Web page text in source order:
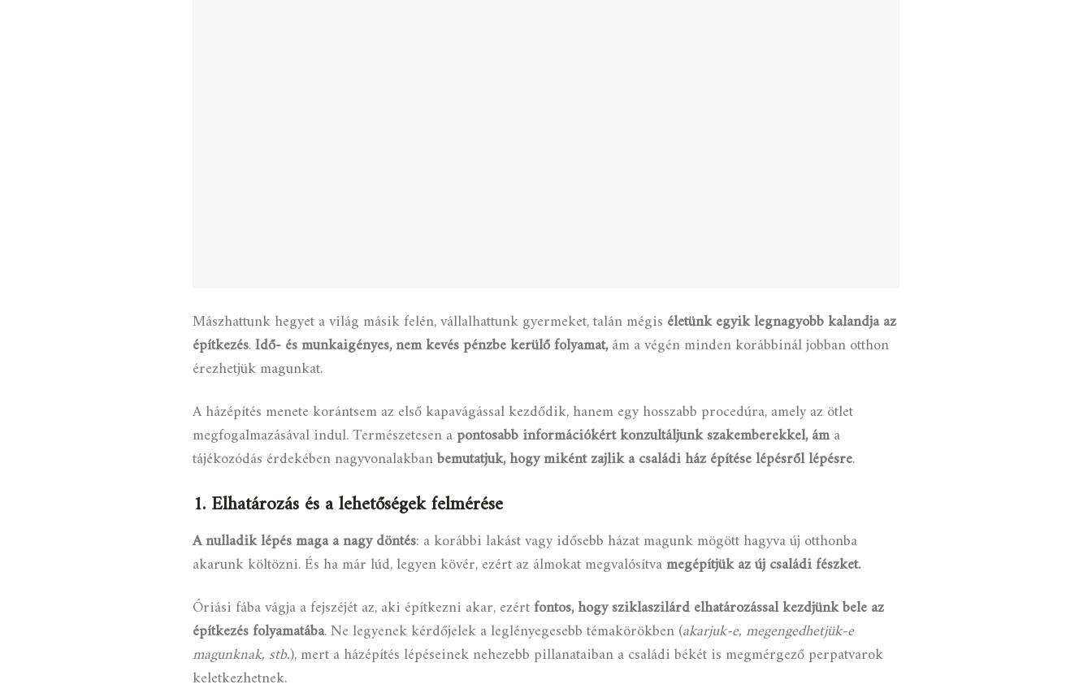
Mászhattunk hegyet a világ másik felén, vállalhattunk gyermeket, talán mégis életünk egyik legnagyobb kalandja az
építkezés.Idő- és munkaigényes, nem kevés pénzbe kerülő folyamat,ám a végén minden korábbinál jobban otthon
érezhetjük magunkat.
A házépítés menete korántsem az első kapavágással kezdődik, hanem egy hosszabb procedúra, amely az ötlet
megfogalmazásával indul. Természetesen apontosabb információkért konzultáljunk szakemberekkel,áma
tájékozódás érdekében nagyvonalakbanbemutatjuk, hogy miként zajlik a családi ház építése lépésről lépésre.
1. Elhatározás és a lehetőségek felmérése
A nulladik lépés maga a nagy döntés: a korábbi lakást vagy idősebb házat magunk mögött hagyva új otthonba
akarunk költözni. És ha már lúd, legyen kövér, ezért az álmokat megvalósítvamegépítjük az új családi fészket.
Óriási fába vágja a fejszéjét az, aki építkezni akar, ezértfontos, hogy sziklaszilárd elhatározással kezdjünk bele az
építkezés folyamatába. Ne legyenek kérdőjelek a leglényegesebb témakörökben (akarjuk-e, megengedhetjük-e
magunknak, stb.), mert a házépítés lépéseinek nehezebb pillanataiban a családi békét is megmérgező perpatvarok
keletkezhetnek.